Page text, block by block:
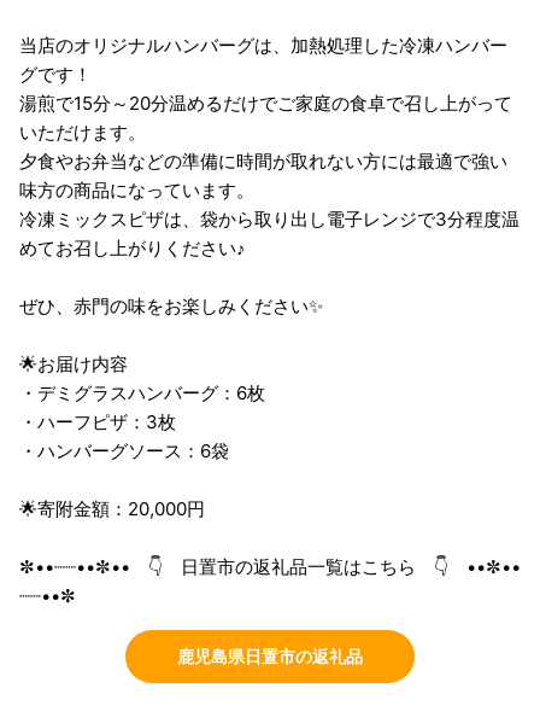
当店のオリジナルハンバーグは、加熱処理した冷凍ハンバー
グです！
湯煎で15分～20分温めるだけでご家庭の食卓で召し上がって
いただけます。
夕食やお弁当などの準備に時間が取れない方には最適で強い
味方の商品になっています。
冷凍ミックスピザは、袋から取り出し電子レンジで3分程度温
めてお召し上がりください♪
ぜひ、赤門の味をお楽しみください✨
🌟お届け内容
・デミグラスハンバーグ：6枚
・ハーフピザ：3枚
・ハンバーグソース：6袋
🌟寄附金額：20,000円
✼••┈┈••✼•• 👇 日置市の返礼品一覧はこちら 👇 ••✼••
┈┈••✼
鹿児島県日置市の返礼品